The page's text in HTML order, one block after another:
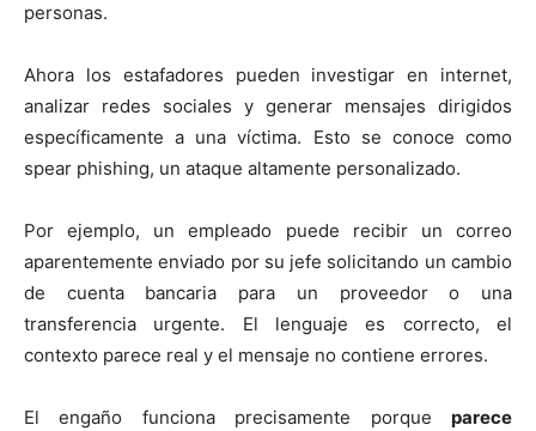
personas.
Ahora los estafadores pueden investigar en internet,
analizar redes sociales y generar mensajes dirigidos
específicamente a una víctima. Esto se conoce como
spear phishing, un ataque altamente personalizado.
Por ejemplo, un empleado puede recibir un correo
aparentemente enviado por su jefe solicitando un cambio
de cuenta bancaria para un proveedor o una
transferencia urgente. El lenguaje es correcto, el
contexto parece real y el mensaje no contiene errores.
El engaño funciona precisamente porque parece